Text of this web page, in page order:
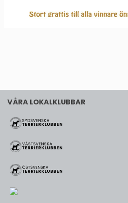
VÅRA LOKALKLUBBAR